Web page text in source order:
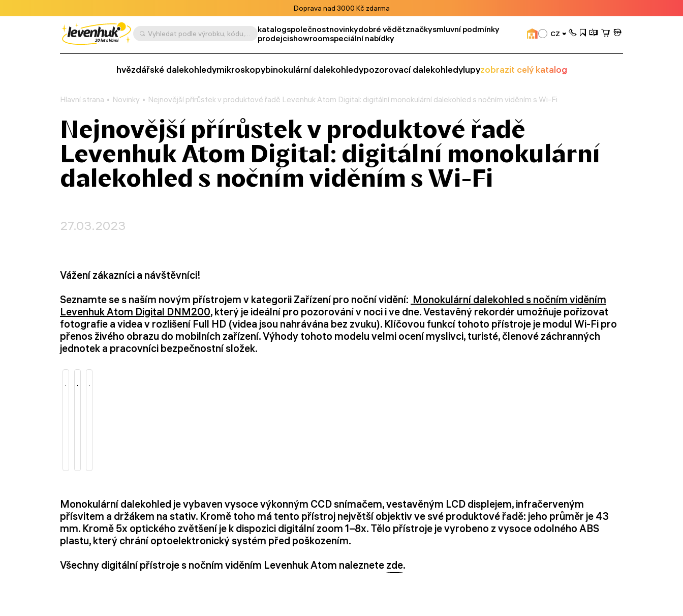
Doprava nad 3000 Kč zdarma
Vyhledat podle výrobku, kódu, kategorie apod. katalogspolečnostnovinkydobré vědětznačkysmluvní podmínky
prodejcishowroomspeciální nabídky CZ
hvězdářské dalekohledymikroskopybinokulární dalekohledypozorovací dalekohledylupyzobrazit celý katalog
Hlavní strana Novinky Nejnovější přírůstek v produktové řadě Levenhuk Atom Digital: digitální monokulární dalekohled s nočním viděním s Wi-Fi
Nejnovější přírůstek v produktové řadě
Levenhuk Atom Digital: digitální monokulární
dalekohled s nočním viděním s Wi-Fi
27.03.2023
Vážení zákazníci a návštěvníci!
Seznamte se s naším novým přístrojem v kategorii Zařízení pro noční vidění: Monokulární dalekohled s nočním viděním
Levenhuk Atom Digital DNM200, který je ideální pro pozorování v noci i ve dne. Vestavěný rekordér umožňuje pořizovat
fotografie a videa v rozlišení Full HD (videa jsou nahrávána bez zvuku). Klíčovou funkcí tohoto přístroje je modul Wi-Fi pro
přenos živého obrazu do mobilních zařízení. Výhody tohoto modelu velmi ocení myslivci, turisté, členové záchranných
jednotek a pracovníci bezpečnostní složek.
Monokulární dalekohled je vybaven vysoce výkonným CCD snímačem, vestavěným LCD displejem, infračerveným
přísvitem a držákem na stativ. Kromě toho má tento přístroj největší objektiv ve své produktové řadě: jeho průměr je 43
mm. Kromě 5x optického zvětšení je k dispozici digitální zoom 1–8x. Tělo přístroje je vyrobeno z vysoce odolného ABS
plastu, který chrání optoelektronický systém před poškozením.
Všechny digitální přístroje s nočním viděním Levenhuk Atom naleznete zde.